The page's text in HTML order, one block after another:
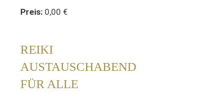
Preis: 0,00 €
REIKI
AUSTAUSCHABEND
FÜR ALLE